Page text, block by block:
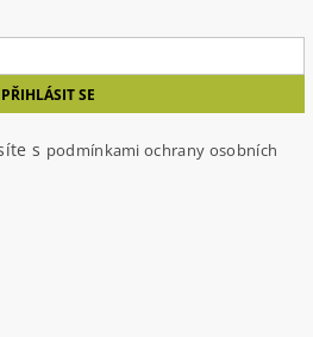
s podmínkami ochrany osobních